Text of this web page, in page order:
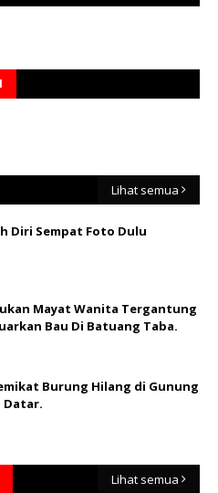
Lihat semua
Diri Sempat Foto Dulu
Mayat Wanita Tergantung
Bau Di Batuang Taba.
Burung Hilang di Gunung
Datar.
Lihat semua